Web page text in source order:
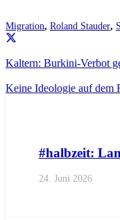
Migration, Roland Stauder,
Kaltern: Burkini-Verbot
Keine Ideologie auf dem
#halbzeit:
24. Juni 2026